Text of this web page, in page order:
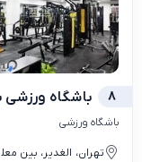
8 باشگاه ورزشی
باشگاه ورزشی
تهران، الغدیر، بین